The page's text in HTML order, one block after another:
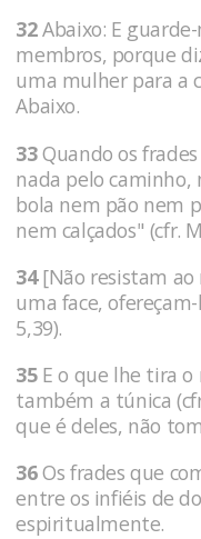
32Abaixo: E
membros, porque
uma mulher para a
Abaixo.
33Quando os
nada pelo caminho,
bola nem pão nem
nem calçados" (cfr.
34[Não resistam ao
uma face,
5,39).
35E o que lhe tira o
também a túnica
que é deles, não
36Os frades que
entre os infiéis de
espiritualmente.